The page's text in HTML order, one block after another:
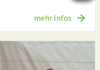
mehr Infos